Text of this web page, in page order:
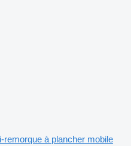
remorque à plancher mobile